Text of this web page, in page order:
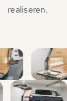
realiseren.